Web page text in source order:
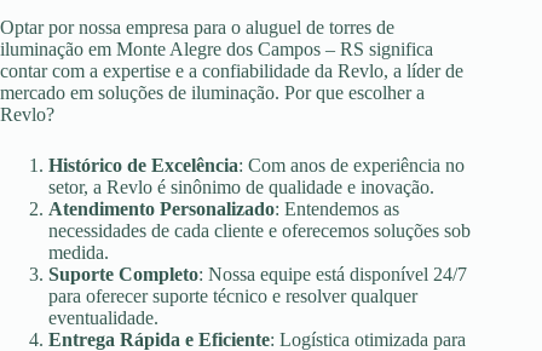
Optar por nossa empresa para o aluguel de torres de
iluminação em Monte Alegre dos Campos – RS significa
contar com a expertise e a confiabilidade da Revlo, a líder de
mercado em soluções de iluminação. Por que escolher a
Revlo?
Histórico de Excelência: Com anos de experiência no
setor, a Revlo é sinônimo de qualidade e inovação.
Atendimento Personalizado: Entendemos as
necessidades de cada cliente e oferecemos soluções sob
medida.
Suporte Completo: Nossa equipe está disponível 24/7
para oferecer suporte técnico e resolver qualquer
eventualidade.
Entrega Rápida e Eficiente: Logística otimizada para